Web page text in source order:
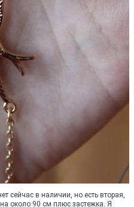
сейчас в наличии, но есть вторая,
около 90 см плюс застежка. Я